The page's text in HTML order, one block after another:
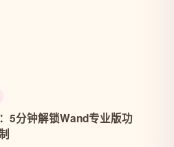
5分钟解锁Wand专业版功